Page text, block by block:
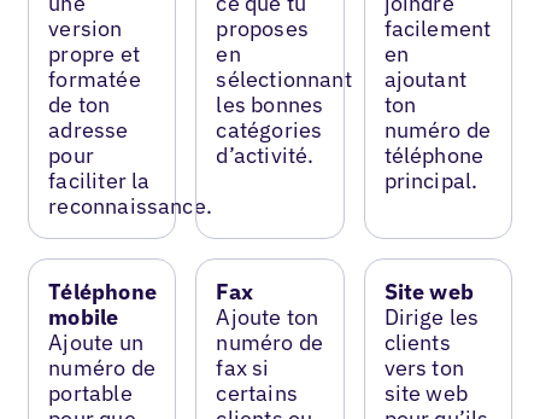
version
propre et
formatée
de ton
adresse
pour
faciliter la
reconnaissance.
proposes
en
sélectionnant
les bonnes
catégories
d’activité.
facilement
en
ajoutant
ton
numéro de
téléphone
principal.
Téléphone
mobile
Ajoute un
numéro de
portable
Fax
Ajoute ton
numéro de
fax si
certains
Site web
Dirige les
clients
vers ton
site web